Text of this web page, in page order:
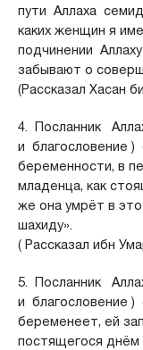
пути Аллаха
каких женщин я
подчинении
забывают о
(Рассказал Хасан
4. Посланник
и благословение
беременности, в
младенца, как
же она умрёт в
шахиду».
( Рассказал ибн
5. Посланник
и благословение )
беременеет, ей
постящегося днём